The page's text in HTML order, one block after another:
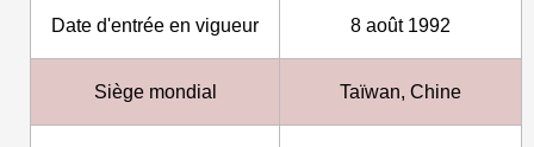
Date d'entrée en vigueur 8 août 1992
Siège mondial Taïwan, Chine